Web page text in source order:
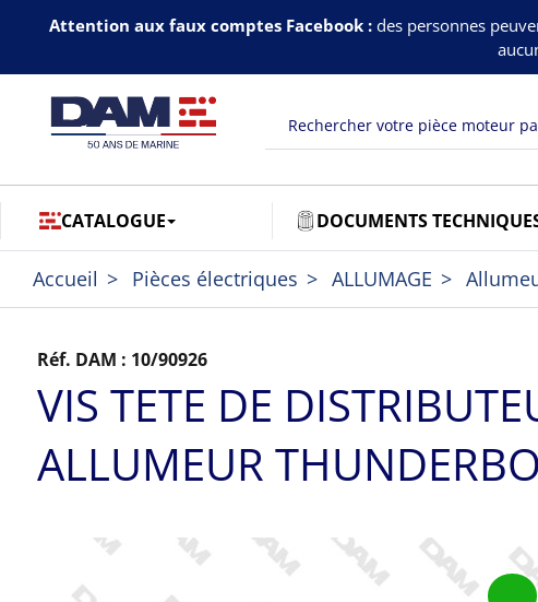
Attention aux faux comptes Facebook :des personnes
CATALOGUE DOCUMENTS
Accueil Pièces électriques ALLUMAGE
Réf. DAM : 10/90926
VIS TETE DE
ALLUMEUR